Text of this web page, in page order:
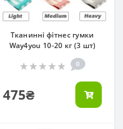
Тканинні фітнес гумки
Way4you 10-20 кг (3 шт)
0
475₴